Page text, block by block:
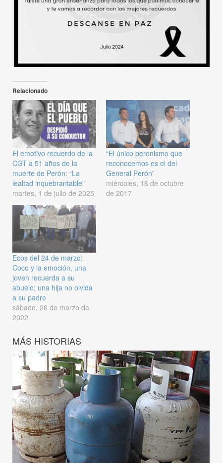
Relacionado
El emotivo recuerdo de la
CGT a 51 años de la
muerte de Perón: “La
lealtad inquebrantable”
martes, 1 de julio de 2025
“El único peronismo que
reconocemos es el del
General Perón”
miércoles, 18 de octubre
de 2017
Ecos del 24 de marzo:
Coco y la emoción, una
joven recuerda a su
abuelo; una hija no olvida
a su padre
sábado, 26 de marzo de
2022
MÁS HISTORIAS